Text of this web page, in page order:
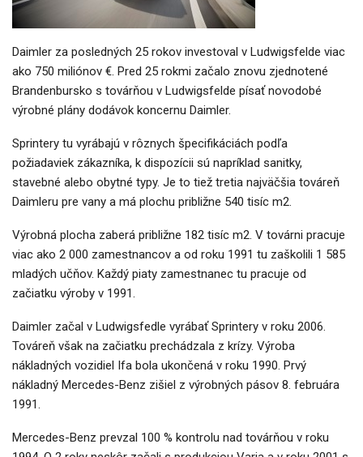
Daimler za posledných 25 rokov investoval v Ludwigsfelde viac
ako 750 miliónov €. Pred 25 rokmi začalo znovu zjednotené
Brandenbursko s továrňou v Ludwigsfelde písať novodobé
výrobné plány dodávok koncernu Daimler.
Sprintery tu vyrábajú v rôznych špecifikáciách podľa
požiadaviek zákazníka, k dispozícii sú napríklad sanitky,
stavebné alebo obytné typy. Je to tiež tretia najväčšia továreň
Daimleru pre vany a má plochu približne 540 tisíc m2.
Výrobná plocha zaberá približne 182 tisíc m2. V továrni pracuje
viac ako 2 000 zamestnancov a od roku 1991 tu zaškolili 1 585
mladých učňov. Každý piaty zamestnanec tu pracuje od
začiatku výroby v 1991.
Daimler začal v Ludwigsfedle vyrábať Sprintery v roku 2006.
Továreň však na začiatku prechádzala z krízy. Výroba
nákladných vozidiel Ifa bola ukončená v roku 1990. Prvý
nákladný Mercedes-Benz zišiel z výrobných pásov 8. februára
1991.
Mercedes-Benz prevzal 100 % kontrolu nad továrňou v roku